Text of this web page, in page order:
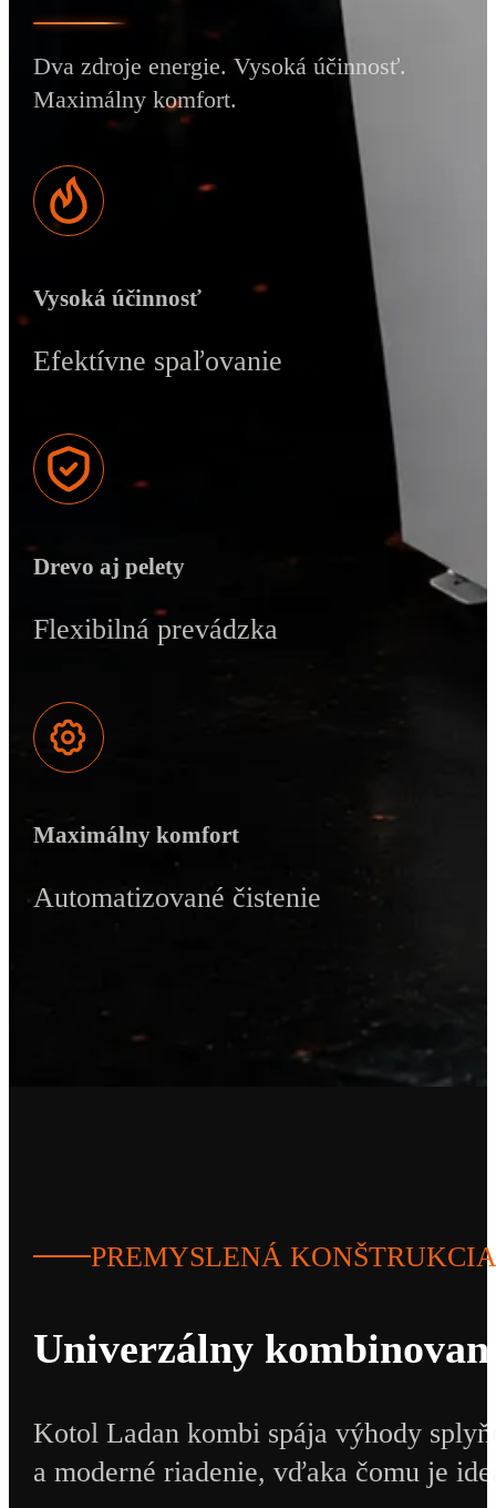
Dva zdroje energie. Vysoká účinnosť.
Maximálny komfort.
Vysoká účinnosť
Efektívne spaľovanie
Drevo aj pelety
Flexibilná prevádzka
Maximálny komfort
Automatizované čistenie
PREMYSLENÁ
Univerzálny
Kotol Ladan kombi spája výhody
a moderné riadenie, vďaka čomu je